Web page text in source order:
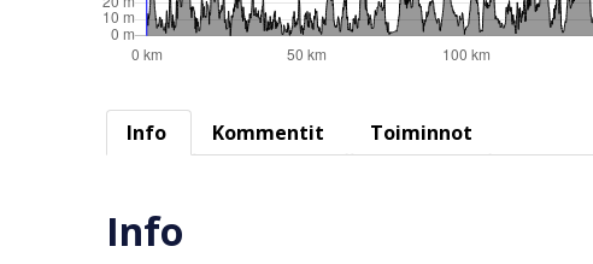
Info Kommentit Toiminnot
Info